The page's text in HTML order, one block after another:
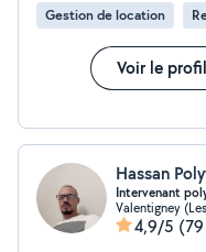
Gestion de location
Voir le profil
Hassan
Intervenant
Valentigney
4,9/5